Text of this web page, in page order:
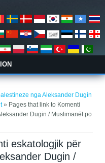
nga Aleksander Dugin
» Pages that link to Komenti
Dugin / Muslimanët po
eskatologjik për
Dugin /